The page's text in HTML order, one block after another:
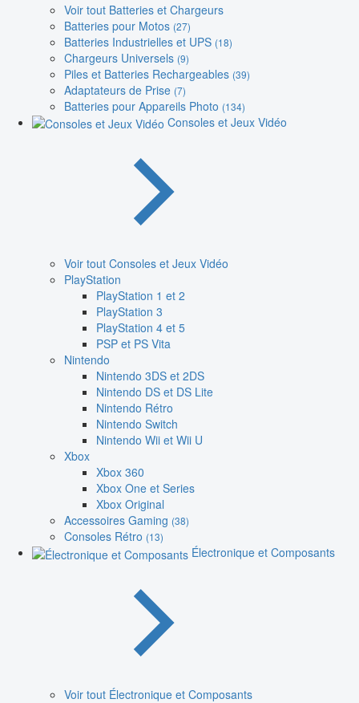
Voir tout Batteries et Chargeurs
Batteries pour Motos (27)
Batteries Industrielles et UPS (18)
Chargeurs Universels (9)
Piles et Batteries Rechargeables (39)
Adaptateurs de Prise (7)
Batteries pour Appareils Photo (134)
Consoles et Jeux Vidéo
Voir tout Consoles et Jeux Vidéo
PlayStation
PlayStation 1 et 2
PlayStation 3
PlayStation 4 et 5
PSP et PS Vita
Nintendo
Nintendo 3DS et 2DS
Nintendo DS et DS Lite
Nintendo Rétro
Nintendo Switch
Nintendo Wii et Wii U
Xbox
Xbox 360
Xbox One et Series
Xbox Original
Accessoires Gaming (38)
Consoles Rétro (13)
Électronique et Composants
Voir tout Électronique et Composants